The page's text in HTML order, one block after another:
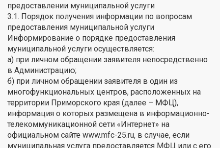
предоставлении муниципальной услуги
3.1. Порядок получения информации по вопросам
предоставления муниципальной услуги
Информирование о порядке предоставления
муниципальной услуги осуществляется:
а) при личном обращении заявителя непосредственно
в Администрацию;
б) при личном обращении заявителя в один из
многофункциональных центров, расположенных на
территории Приморского края (далее – МФЦ),
информация о которых размещена в информационно-
телекоммуникационной сети «Интернет» на
официальном сайте www.mfc-25.ru, в случае, если
муниципальная услуга предоставляется МФЦ или с его